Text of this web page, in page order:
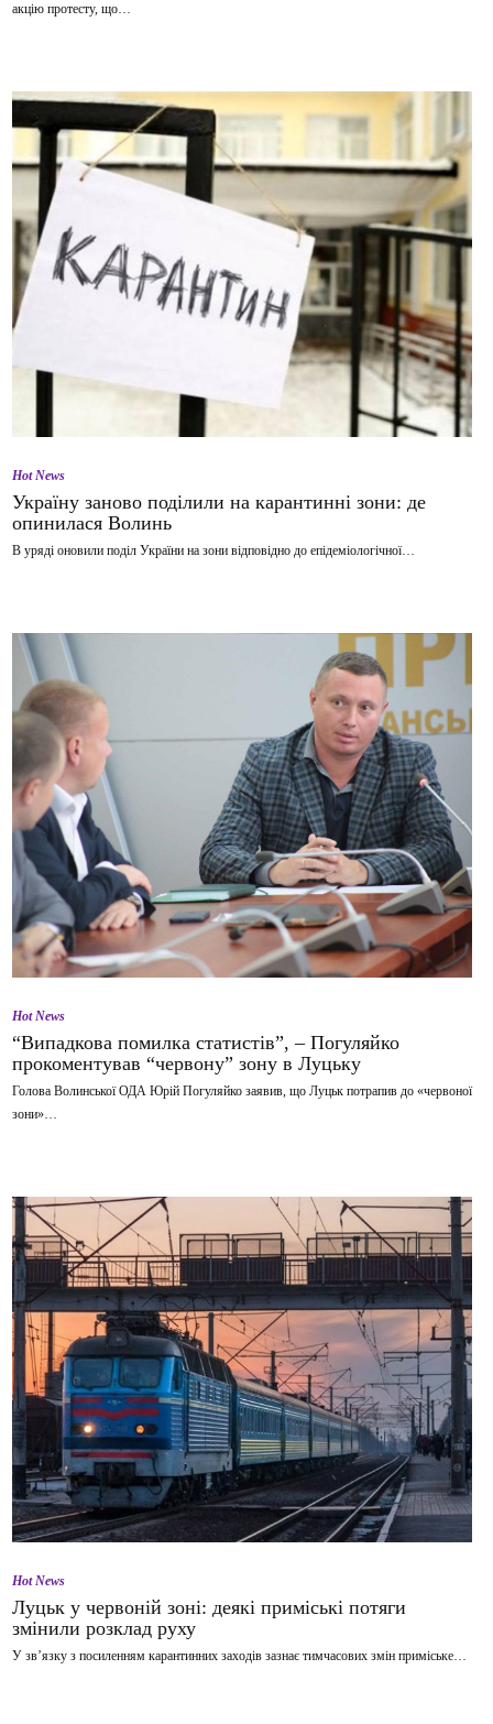
акцію протесту, що…
Hot News
Україну заново поділили на карантинні зони: де
опинилася Волинь
В уряді оновили поділ України на зони відповідно до епідеміологічної…
Hot News
“Випадкова помилка статистів”, – Погуляйко
прокоментував “червону” зону в Луцьку
Голова Волинської ОДА Юрій Погуляйко заявив, що Луцьк потрапив до «червоної
зони»…
Hot News
Луцьк у червоній зоні: деякі приміські потяги
змінили розклад руху
У зв’язку з посиленням карантинних заходів зазнає тимчасових змін приміське…